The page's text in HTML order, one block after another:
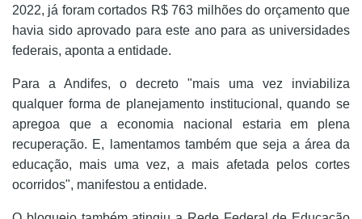
2022, já foram cortados R$ 763 milhões do orçamento que
havia sido aprovado para este ano para as universidades
federais, aponta a entidade.
Para a Andifes, o decreto "mais uma vez inviabiliza
qualquer forma de planejamento institucional, quando se
apregoa que a economia nacional estaria em plena
recuperação. E, lamentamos também que seja a área da
educação, mais uma vez, a mais afetada pelos cortes
ocorridos", manifestou a entidade.